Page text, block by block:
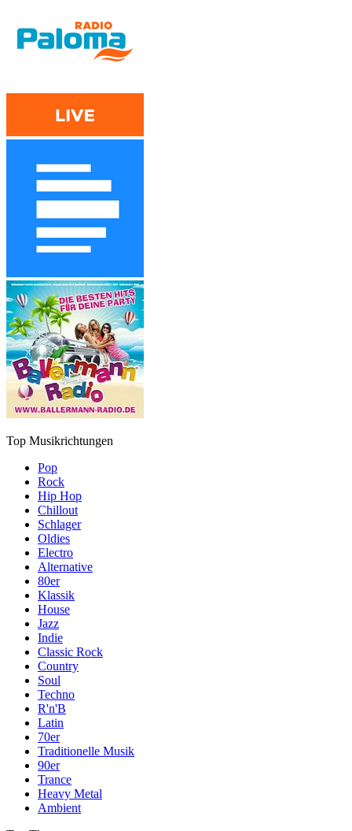
Top Musikrichtungen
Pop
Rock
Hip Hop
Chillout
Schlager
Oldies
Electro
Alternative
80er
Klassik
House
Jazz
Indie
Classic Rock
Country
Soul
Techno
R'n'B
Latin
70er
Traditionelle Musik
90er
Trance
Heavy Metal
Ambient